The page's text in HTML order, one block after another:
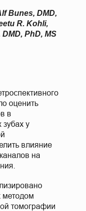
Bunes, DMD,
R. Kohli,
PhD, MS
оценить
в
зубах у
влияние
на
методом
томографии